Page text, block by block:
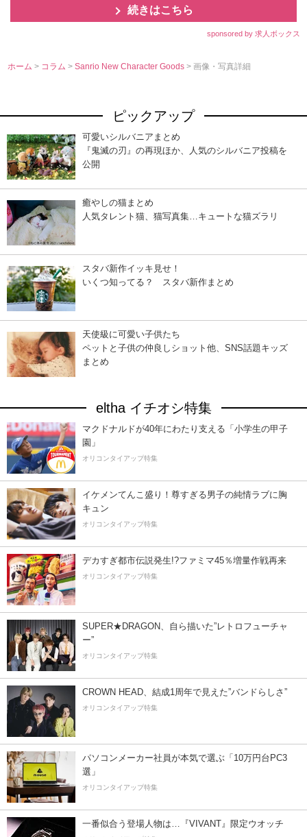
続きはこちら
sponsored by 求人ボックス
ホーム > コラム>Sanrio New Character Goods> 画像・写真詳細
ピックアップ
可愛いシルバニアまとめ
『鬼滅の刃』の再現ほか、人気のシルバニア投稿を
公開
癒やしの猫まとめ
人気タレント猫、猫写真集…キュートな猫ズラリ
スタバ新作イッキ見せ！
いくつ知ってる？ スタバ新作まとめ
天使級に可愛い子供たち
ペットと子供の仲良しショット他、SNS話題キッズ
まとめ
eltha イチオシ特集
マクドナルドが40年にわたり支える「小学生の甲子
園」
オリコンタイアップ特集
イケメンてんこ盛り！尊すぎる男子の純情ラブに胸
キュン
オリコンタイアップ特集
デカすぎ都市伝説発生!?ファミマ45％増量作戦再来
オリコンタイアップ特集
SUPER★DRAGON、自ら描いた”レトロフューチャ
ー”
オリコンタイアップ特集
CROWN HEAD、結成1周年で見えた”バンドらしさ”
オリコンタイアップ特集
パソコンメーカー社員が本気で選ぶ「10万円台PC3
選」
オリコンタイアップ特集
一番似合う登場人物は…『VIVANT』限定ウオッチ